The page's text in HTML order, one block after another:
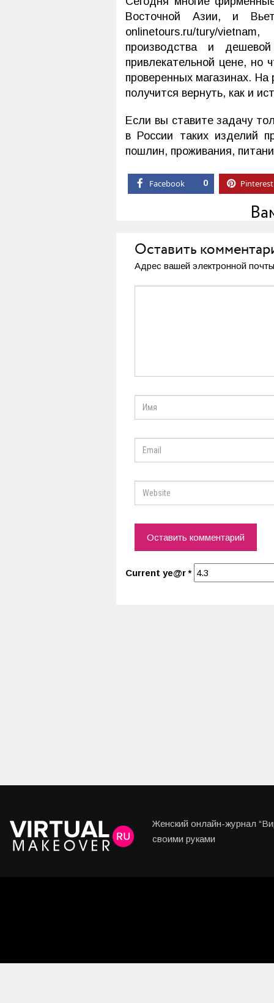
Восточной Азии, и
onlinetours.ru/tury/
производства и
привлекательной цене, но
проверенных магазинах. На
получится вернуть, как и
Если вы ставите задачу
в России таких изделий
пошлин, проживания,
Facebook 0 Pinterest
Оставить
Адрес вашей электронной
Current ye@r*
Женский онлайн-журнал
своими руками